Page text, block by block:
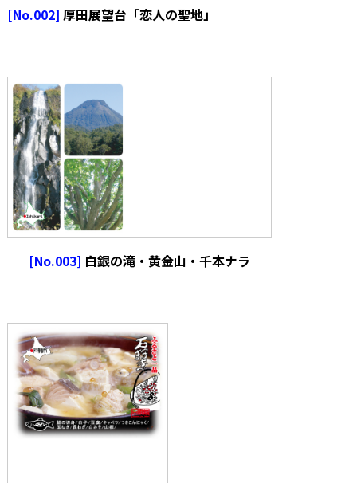
[No.002] 厚田展望台「恋人の聖地」
[No.003] 白銀の滝・黄金山・千本ナラ